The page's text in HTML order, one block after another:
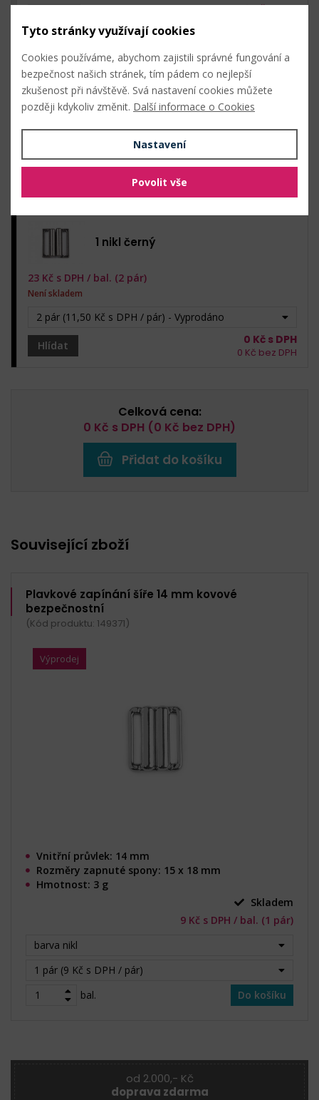
0Kč s DPH
3 zlatá
2 pár (11,50 Kč s DPH / pár)
23Kč s DPH / bal. (2 pár)
Skladem: 824 pár
1 nikl černý
2 pár (11,50 Kč s DPH / pár) - Vyprodáno
Hlídat
23 Kč s DPH / bal. (2 pár)
Není skladem
0 Kč s DPH
0 Kč bez DPH
Celková cena:
0 Kč s DPH (0 Kč bez DPH)
Přidat do košíku
Související zboží
Plavkové zapínání šíře 14 mm kovové
bezpečnostní
(Kód produktu: 149371)
Výprodej
Vnitřní průvlek: 14 mm
Rozměry zapnuté spony: 15 x 18 mm
Hmotnost: 3 g
Skladem
9 Kč s DPH / bal. (1 pár)
barva nikl
1 pár (9 Kč s DPH / pár)
bal.
Do košíku
od 2.000,- Kč
doprava zdarma
Tyto stránky využívají cookies
Cookies používáme, abychom zajistili správné fungování a
bezpečnost našich stránek, tím pádem co nejlepší
zkušenost při návštěvě. Svá nastavení cookies můžete
později kdykoliv změnit. Další informace o Cookies
Nastavení
Povolit vše